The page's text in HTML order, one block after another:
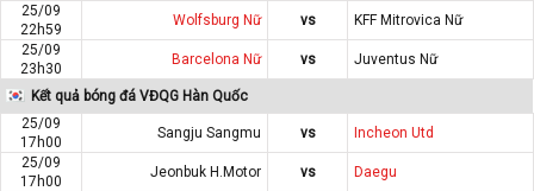
25/09
22h59
Wolfsburg Nữ vs
KFF Mitrovica Nữ
25/09
23h30
Barcelona Nữ vs Juventus Nữ
Kết quả bóng đá VĐQG Hàn Quốc
25/09
17h00
Sangju Sangmu vs
Incheon Utd
25/09
17h00
Jeonbuk H.Motor vs
Daegu